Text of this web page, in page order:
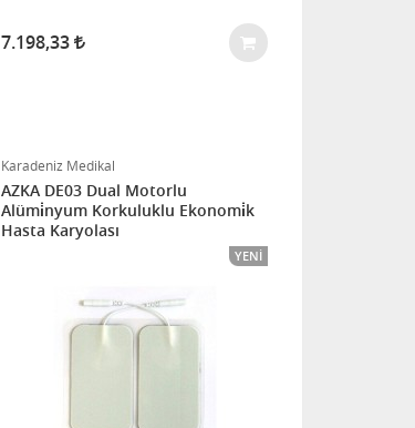
7.198,33
Karadeniz Medikal
AZKA DE03 Dual Motorlu
Alümi̇nyum Korkuluklu Ekonomi̇k
Hasta Karyolası
YENI